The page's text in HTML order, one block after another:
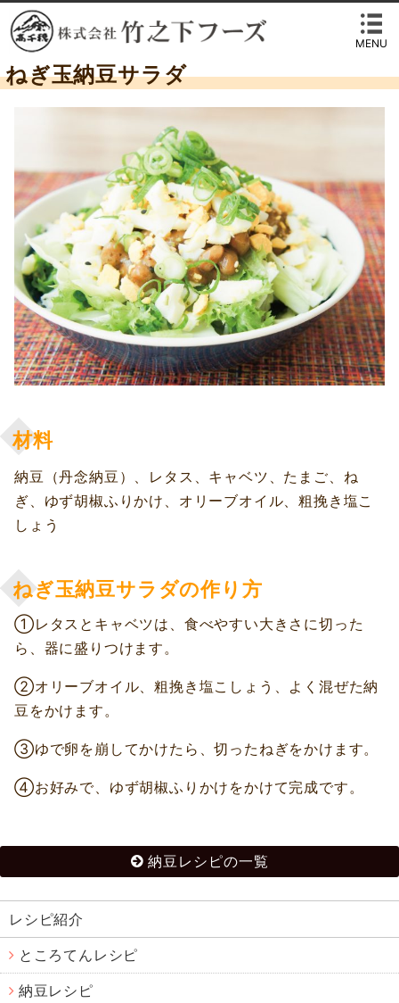
MENU
ねぎ玉納豆サラダ
材料
納豆（丹念納豆）、レタス、キャベツ、たまご、ね
ぎ、ゆず胡椒ふりかけ、オリーブオイル、粗挽き塩こ
しょう
ねぎ玉納豆サラダの作り方
①レタスとキャベツは、食べやすい大きさに切った
ら、器に盛りつけます。
②オリーブオイル、粗挽き塩こしょう、よく混ぜた納
豆をかけます。
③ゆで卵を崩してかけたら、切ったねぎをかけます。
④お好みで、ゆず胡椒ふりかけをかけて完成です。
納豆レシピの一覧
レシピ紹介
ところてんレシピ
納豆レシピ